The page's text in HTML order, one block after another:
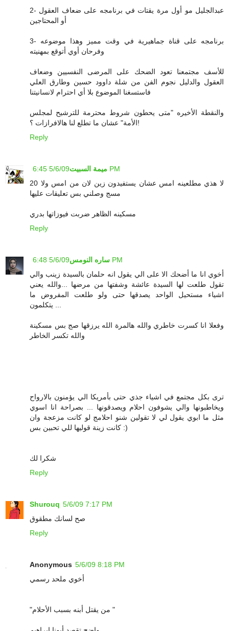
2- عبدالجليل مو أول مرة يقتات في برنامجه على ضعاف العقول
أو المحتاجين
3- برنامجه على قناة جماهيرية في وقت مميز وهذا موضوعه
وفرحان أوي أتوقع بمهنيته
للأسف مجتمعنا تعود الضحك على المرضى النفسيين وضعاف
العقول والدليل نجوم الفن من شلة داوود حسين وطارق العلي
فاستسغنا الموضوع بلا أي احترام لانسانيتنا
والنقطة الأخيره "متى يحطون شروط محترمة للترشيح لمجلس
الأمة" عشان ما تطلع لنا هالافرازات ؟!
Reply
ميمة السبيت 5/6/09 6:45 PM
لا هذي مطلعينه امس عشان يستفيدون زين لان من امس ولا 20
مسج وصلني بس تعليقات عليها
مسكينه الظاهر ضربت فيوزاتها بدري
Reply
ساره النومس 5/6/09 6:48 PM
أخوي انا ما أضحك الا على الي يقول انه حلمان بالسيدة زينب والي
تقول طلعت لها السيدة عائشة وشفتها من مرضها ...والله يعني
اشياء مستحيل الواحد يصدقها حتى ولو طلعت المفروض ما
وفعلا انا كسرت خاطري والله هالمرة الله يرزقها صج بس مسكينة
والله تكسر الخاطر
ترى بكل مجتمع في اشياء جذي حتى بأمريكا الي يؤمنون بالارواح
ويخاطبونها والي يشوفون احلام ويصدقونها ... بصراحة انا اسوي
مثل ما ابوي يقول لي لا تقولين شنو احلامج لو كانت مزعجة وان
كانت زينة قوليها للي تحبين بس :)
شكرا لك
Reply
Shurouq 5/6/09 7:17 PM
صح لسانك مطقوق
Reply
Anonymous 5/6/09 8:18 PM
أخوي ملحد رسمي
"من يقتل أبنه بسبب الأحلام "